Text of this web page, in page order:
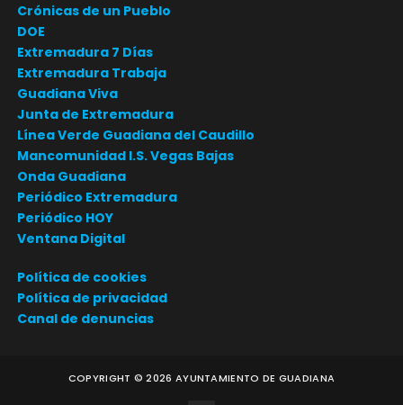
Crónicas de un Pueblo
DOE
Extremadura 7 Días
Extremadura Trabaja
Guadiana Viva
Junta de Extremadura
Línea Verde Guadiana del Caudillo
Mancomunidad I.S. Vegas Bajas
Onda Guadiana
Periódico Extremadura
Periódico HOY
Ventana Digital
Política de cookies
Política de privacidad
Canal de denuncias
COPYRIGHT ©2026 AYUNTAMIENTO DE GUADIANA